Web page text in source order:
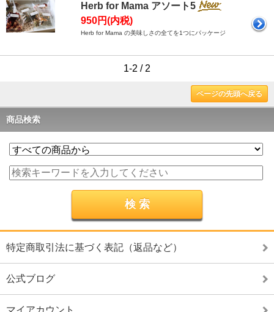
Herb for Mama アソート5
950円(内税)
Herb for Mama の美味しさの全てを1つにパッケージ
1-2 / 2
ページの先頭へ戻る
商品検索
特定商取引法に基づく表記（返品など）
公式ブログ
マイアカウント